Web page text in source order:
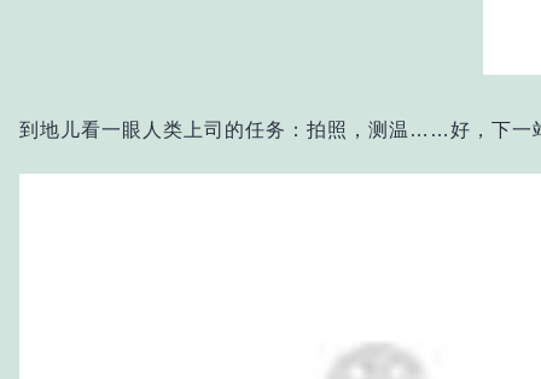
到地儿看一眼人类上司的任务：拍照，测温……好，下一